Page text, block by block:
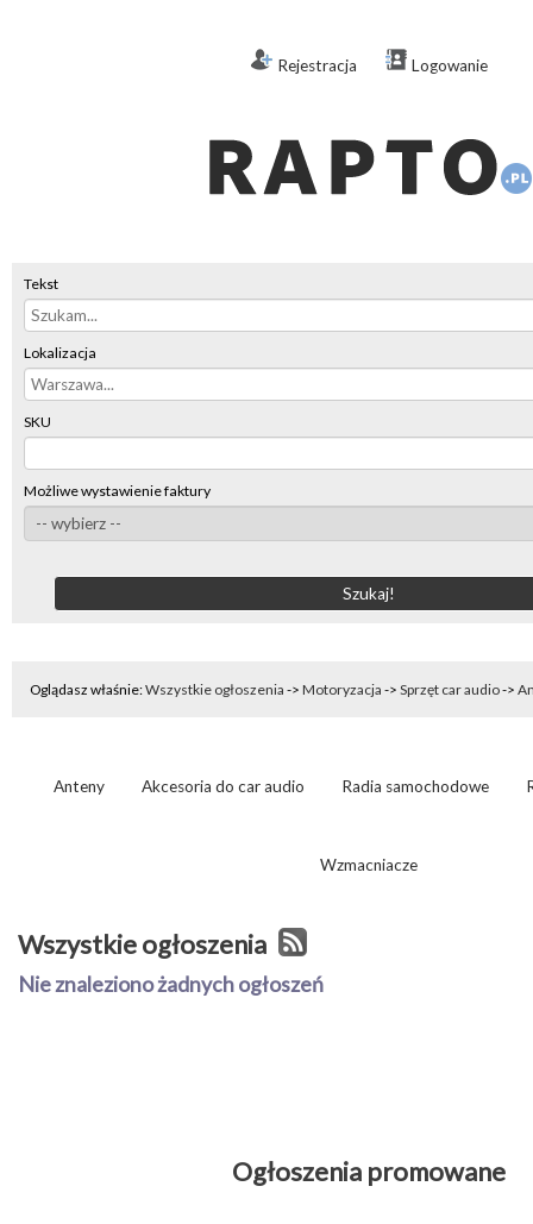
Rejestracja Logowanie
Tekst
Lokalizacja
SKU
Możliwe wystawienie faktury
Oglądasz właśnie:Wszystkie ogłoszenia -> Motoryzacja -> Sprzęt car audio->
Anteny Akcesoria do car audio Radia samochodowe
Wzmacniacze
Wszystkie ogłoszenia
Nie znaleziono żadnych ogłoszeń
Ogłoszenia promowane